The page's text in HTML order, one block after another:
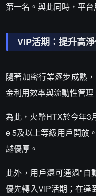
第一名。與此同時，平
VIP活期：提升高
隨著加密行業逐步成熟
金利用效率與流動性管理
為此，火幣HTX於今年3
e 5及以上等級用戶開放
越優厚。
此外，用戶還可通過"自
優先轉入VIP活期；在達